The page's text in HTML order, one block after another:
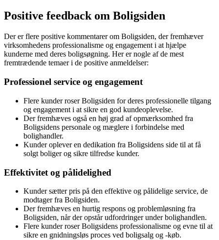
Positive feedback om Boligsiden
Der er flere positive kommentarer om Boligsiden, der fremhæver
virksomhedens professionalisme og engagement i at hjælpe
kunderne med deres boligsøgning. Her er nogle af de mest
fremtrædende temaer i de positive anmeldelser:
Professionel service og engagement
Flere kunder roser Boligsiden for deres professionelle tilgang
og engagement i at sikre en god kundeoplevelse.
Der fremhæves også en høj grad af opmærksomhed fra
Boligsidens personale og mæglere i forbindelse med
bolighandler.
Kunder oplever en dedikation fra Boligsidens side til at få
solgt boliger og sikre tilfredse kunder.
Effektivitet og pålidelighed
Kunder sætter pris på den effektive og pålidelige service, de
modtager fra Boligsiden.
Der fremhæves en hurtig respons og problemløsning fra
Boligsiden, når der opstår udfordringer under bolighandlen.
Flere kunder roser Boligsidens professionalisme og evne til at
sikre en gnidningsløs proces ved boligsalg og -køb.